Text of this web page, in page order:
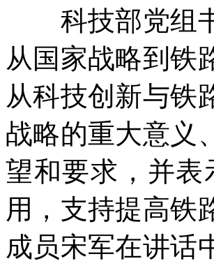
科技部党组书
从国家战略到铁
从科技创新与铁
战略的重大意义
望和要求，并
用，支持提高铁
成员宋军在讲话